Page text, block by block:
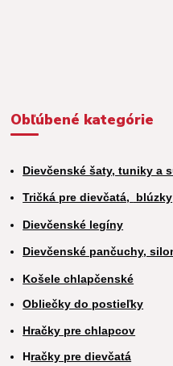
Obľúbené kategórie
Dievčenské šaty, tuniky a
Tričká pre dievčatá, blúzky
Dievčenské legíny
Dievčenské pančuchy,
Košele chlapčenské
Obliečky do postieľky
Hračky pre chlapcov
Hračky pre dievčatá